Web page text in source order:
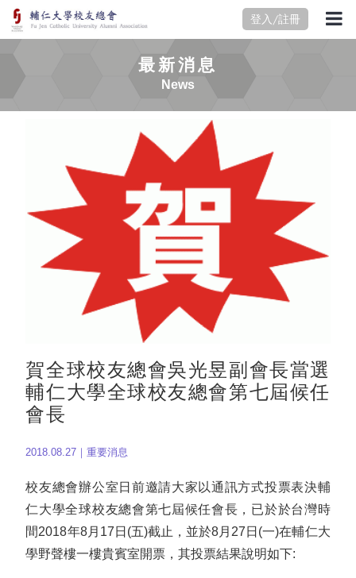
登入/註冊
最新消息
News
賀全球校友總會吳光昱副會長當選
輔仁大學全球校友總會第七屆候任
會長
2018.08.27｜重要消息
校友總會辦公室日前邀請大家以通訊方式投票表決輔
仁大學全球校友總會第七屆候任會長，已於於台灣時
間2018年8月17日(五)截止，並於8月27日(一)在輔仁大
學野聲樓一樓貴賓室開票，其投票結果說明如下: